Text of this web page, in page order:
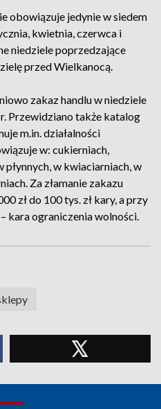
obowiązuje jedynie w siedem
kwietnia, czerwca i
niedziele poprzedzające
przed Wielkanocą.
zakaz handlu w niedziele
Przewidziano także katalog
m.in. działalności
w: cukierniach,
płynnych, w kwiaciarniach, w
Za złamanie zakazu
zł do 100 tys. zł kary, a przy
kara ograniczenia wolności.